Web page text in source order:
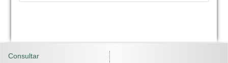
Consultar